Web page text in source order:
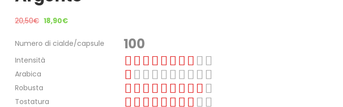
20,50€ 18,90€
Numero di cialde/capsule 100
Intensità
Arabica
Robusta
Tostatura